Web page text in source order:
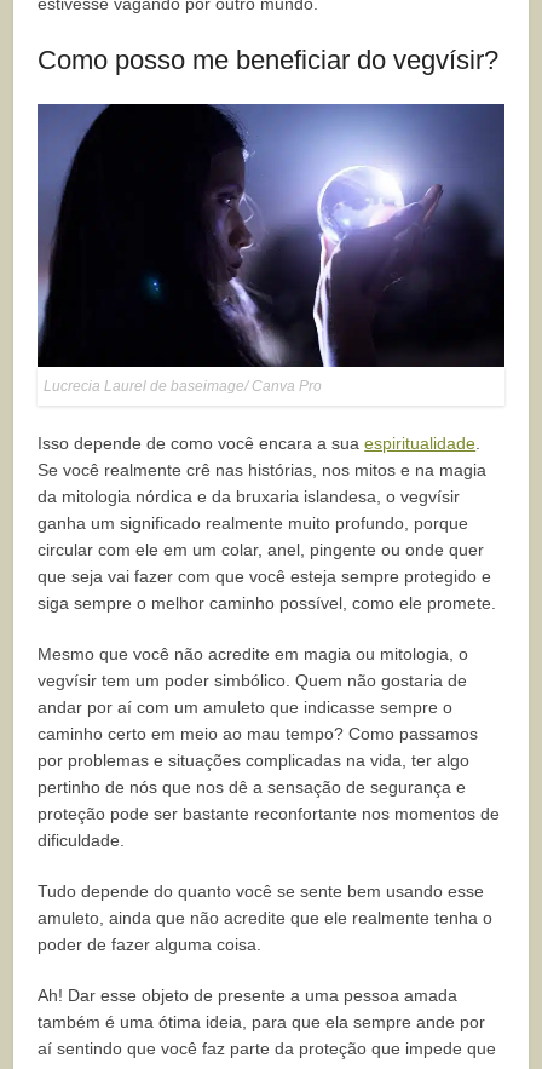
Como posso me beneficiar do vegvísir?
Lucrecia Laurel de baseimage/ Canva Pro
Isso depende de como você encara a suaespiritualidade
Se você realmente crê nas histórias, nos mitos e na magia
da mitologia nórdica e da bruxaria islandesa, o vegvísir
ganha um significado realmente muito profundo, porque
circular com ele em um colar, anel, pingente ou onde quer
que seja vai fazer com que você esteja sempre protegido e
siga sempre o melhor caminho possível, como ele promete.
Mesmo que você não acredite em magia ou mitologia, o
vegvísir tem um poder simbólico. Quem não gostaria de
andar por aí com um amuleto que indicasse sempre o
caminho certo em meio ao mau tempo? Como passamos
por problemas e situações complicadas na vida, ter algo
pertinho de nós que nos dê a sensação de segurança e
proteção pode ser bastante reconfortante nos momentos de
dificuldade.
Tudo depende do quanto você se sente bem usando esse
amuleto, ainda que não acredite que ele realmente tenha o
poder de fazer alguma coisa.
Ah! Dar esse objeto de presente a uma pessoa amada
também é uma ótima ideia, para que ela sempre ande por
aí sentindo que você faz parte da proteção que impede que